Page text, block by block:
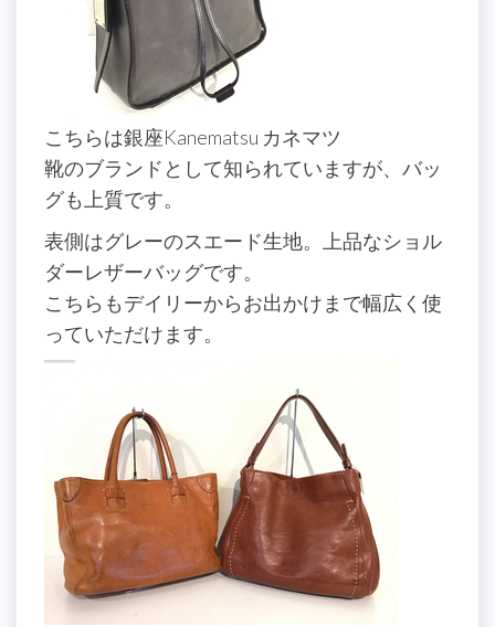
こちらは銀座Kanematsu カネマツ
靴のブランドとして知られていますが、バッ
グも上質です。
表側はグレーのスエード生地。上品なショル
ダーレザーバッグです。
こちらもデイリーからお出かけまで幅広く使
っていただけます。